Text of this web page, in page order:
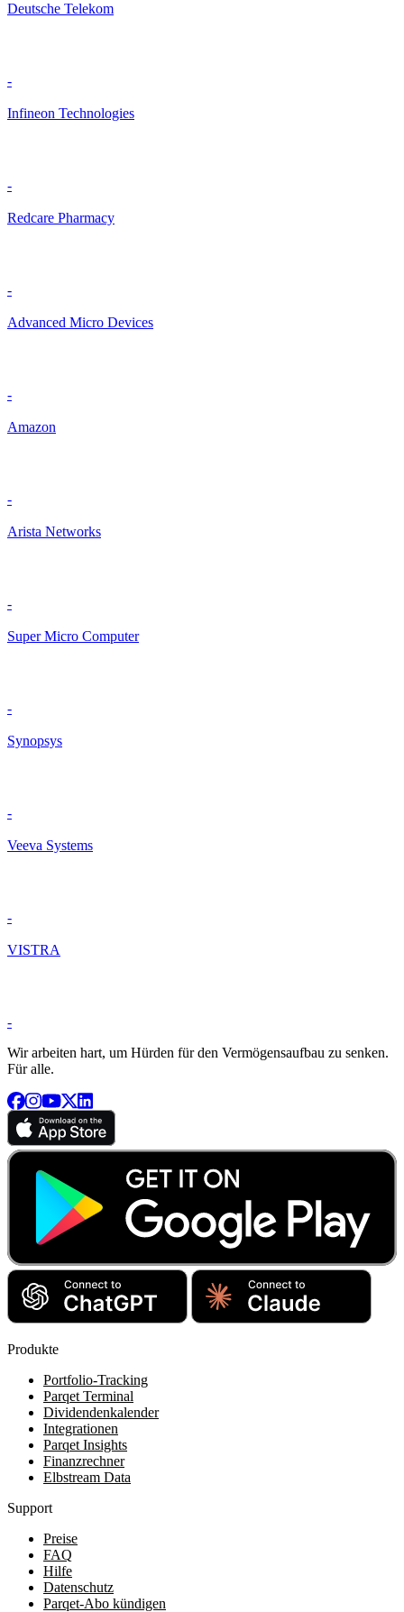
Deutsche Telekom
-
Infineon Technologies
-
Redcare Pharmacy
-
Advanced Micro Devices
-
Amazon
-
Arista Networks
-
Super Micro Computer
-
Synopsys
-
Veeva Systems
-
VISTRA
-
Wir arbeiten hart, um Hürden für den Vermögensaufbau zu senken.
Für alle.
Produkte
Portfolio-Tracking
Parqet Terminal
Dividendenkalender
Integrationen
Parqet Insights
Finanzrechner
Elbstream Data
Support
Preise
FAQ
Hilfe
Datenschutz
Parqet-Abo kündigen